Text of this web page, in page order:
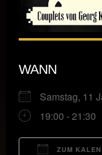
WANN
Samstag, 11
19:00 - 21:30
ZUM